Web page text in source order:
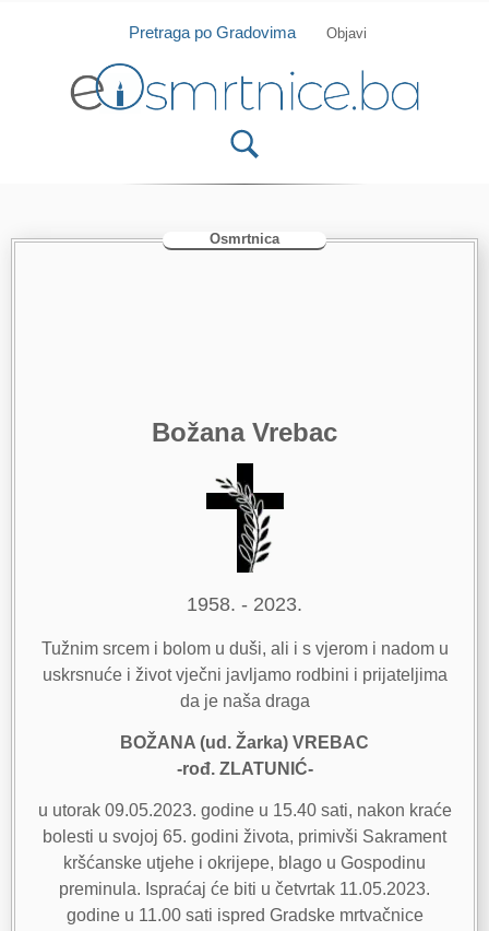
Isprobajte našu Android i IOS aplikaciju
Pretraga po Gradovima Objavi
Osmrtnica
Božana Vrebac
1958. - 2023.
Tužnim srcem i bolom u duši, ali i s vjerom i nadom u
uskrsnuće i život vječni javljamo rodbini i prijateljima
da je naša draga
BOŽANA (ud. Žarka) VREBAC
-rođ. ZLATUNIĆ-
u utorak 09.05.2023. godine u 15.40 sati, nakon kraće
bolesti u svojoj 65. godini života, primivši Sakrament
kršćanske utjehe i okrijepe, blago u Gospodinu
preminula. Ispraćaj će biti u četvrtak 11.05.2023.
godine u 11.00 sati ispred Gradske mrtvačnice